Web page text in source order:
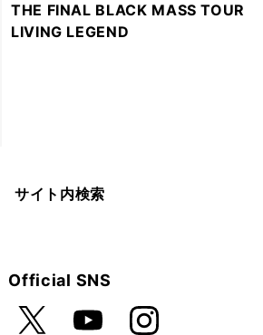
THE FINAL BLACK MASS TOUR
LIVING LEGEND
サイト内検索
Official SNS
YouTube Instagra